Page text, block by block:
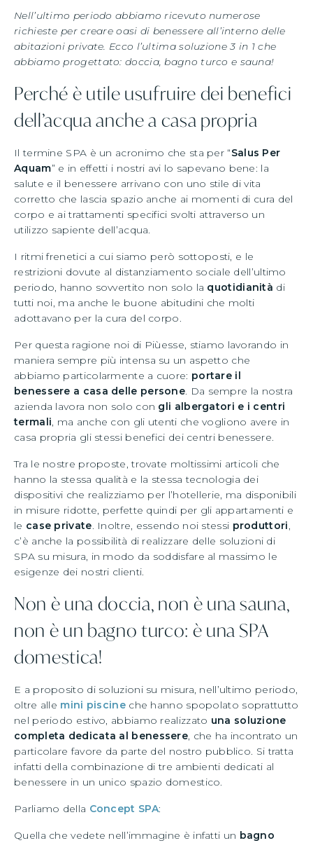
Nell’ultimo periodo abbiamo ricevuto numerose
richieste per creare oasi di benessere all’interno delle
abitazioni private. Ecco l’ultima soluzione 3 in 1 che
abbiamo progettato: doccia, bagno turco e sauna!
Perché è utile usufruire dei benefici
dell’acqua anche a casa propria
Il termine SPA è un acronimo che sta per “Salus Per
Aquam” e in effetti i nostri avi lo sapevano bene: la
salute e il benessere arrivano con uno stile di vita
corretto che lascia spazio anche ai momenti di cura del
corpo e ai trattamenti specifici svolti attraverso un
utilizzo sapiente dell’acqua.
I ritmi frenetici a cui siamo però sottoposti, e le
restrizioni dovute al distanziamento sociale dell’ultimo
periodo, hanno sovvertito non solo la quotidianità di
tutti noi, ma anche le buone abitudini che molti
adottavano per la cura del corpo.
Per questa ragione noi di Piùesse, stiamo lavorando in
maniera sempre più intensa su un aspetto che
abbiamo particolarmente a cuore: portare il
benessere a casa delle persone. Da sempre la nostra
azienda lavora non solo con gli albergatori e i centri
termali, ma anche con gli utenti che vogliono avere in
casa propria gli stessi benefici dei centri benessere.
Tra le nostre proposte, trovate moltissimi articoli che
hanno la stessa qualità e la stessa tecnologia dei
dispositivi che realizziamo per l’hotellerie, ma disponibili
in misure ridotte, perfette quindi per gli appartamenti e
le case private. Inoltre, essendo noi stessi produttori,
c’è anche la possibilità di realizzare delle soluzioni di
SPA su misura, in modo da soddisfare al massimo le
esigenze dei nostri clienti.
Non è una doccia, non è una sauna,
non è un bagno turco: è una SPA
domestica!
E a proposito di soluzioni su misura, nell’ultimo periodo,
oltre alle mini piscineche hanno spopolato soprattutto
nel periodo estivo, abbiamo realizzato una soluzione
completa dedicata al benessere, che ha incontrato un
particolare favore da parte del nostro pubblico. Si tratta
infatti della combinazione di tre ambienti dedicati al
benessere in un unico spazio domestico.
Parliamo della Concept SPA:
Quella che vedete nell’immagine è infatti un bagno